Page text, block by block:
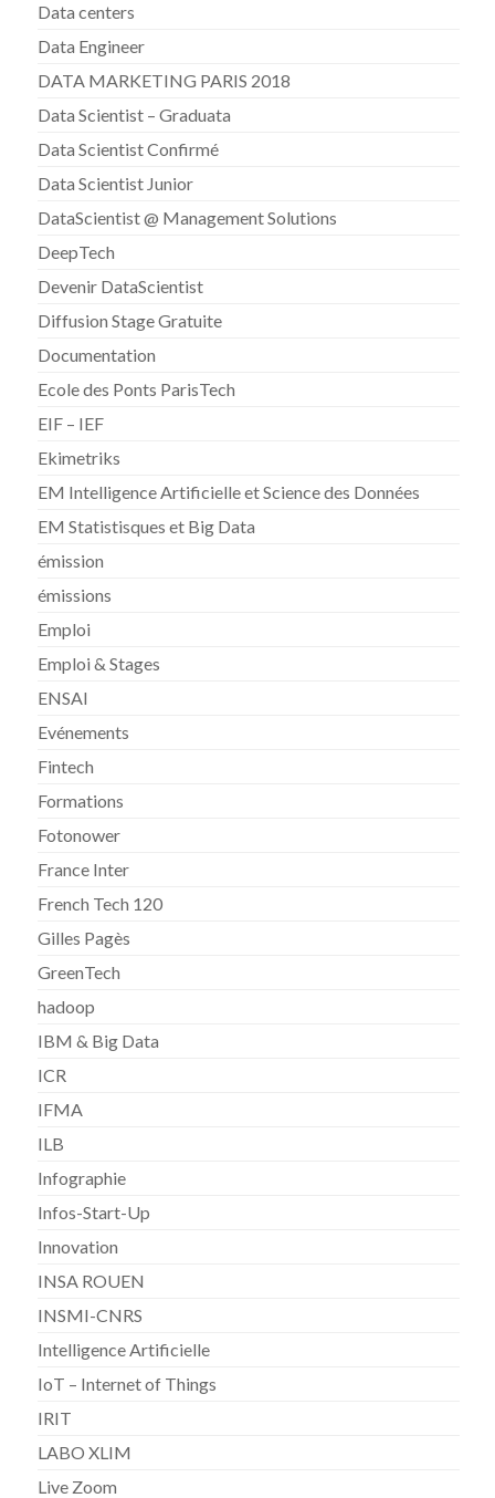
Data centers
Data Engineer
DATA MARKETING PARIS 2018
Data Scientist – Graduata
Data Scientist Confirmé
Data Scientist Junior
DataScientist @ Management Solutions
DeepTech
Devenir DataScientist
Diffusion Stage Gratuite
Documentation
Ecole des Ponts ParisTech
EIF – IEF
Ekimetriks
EM Intelligence Artificielle et Science des Données
EM Statistisques et Big Data
émission
émissions
Emploi
Emploi & Stages
ENSAI
Evénements
Fintech
Formations
Fotonower
France Inter
French Tech 120
Gilles Pagès
GreenTech
hadoop
IBM & Big Data
ICR
IFMA
ILB
Infographie
Infos-Start-Up
Innovation
INSA ROUEN
INSMI-CNRS
Intelligence Artificielle
IoT – Internet of Things
IRIT
LABO XLIM
Live Zoom